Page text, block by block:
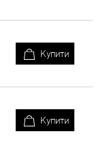
Купити
Купити